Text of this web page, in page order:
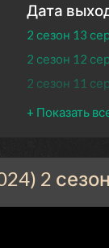
Дата
2 сезон 13
2 сезон 12
2 сезон 11
2 сезон 10
2 сезон 8
2 сезон 7
2 сезон 6
2